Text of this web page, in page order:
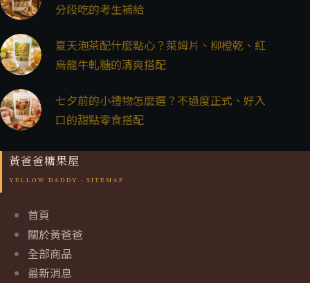
分段吃的考生補給
夏天泡茶配什麼點心？萊姆片、柳橙乾、紅
烏龍牛軋糖的清爽搭配
七夕前的小禮物怎麼選？不過度正式、好入
口的甜點零食搭配
黃爸爸糖果屋
首頁
關於黃爸爸
全部商品
最新消息